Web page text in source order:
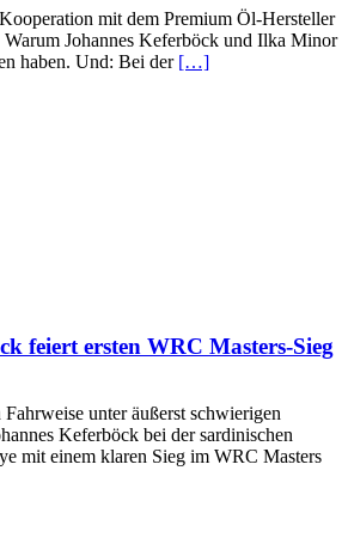
mit dem Premium Öl-Hersteller
Johannes Keferböck und Ilka Minor
haben. Und: Bei der […]
feiert ersten WRC Masters-Sieg
unter äußerst schwierigen
Keferböck bei der sardinischen
mit einem klaren Sieg im WRC Masters